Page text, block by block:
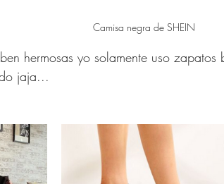
Camisa negra de SHEIN
hermosas yo solamente uso zapatos
jaja...